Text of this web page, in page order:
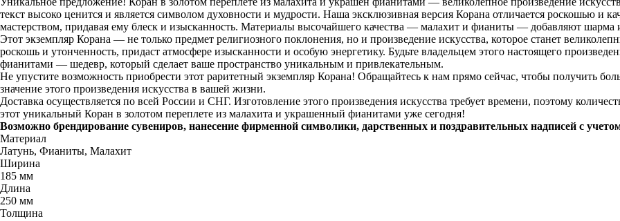
текст высоко ценится и является символом духовности и мудрости. Наша эксклюзивная версия Корана отличается роскошью и
мастерством, придавая ему блеск и изысканность. Материалы высочайшего качества — малахит и фианиты — добавляют шарма
Этот экземпляр Корана — не только предмет религиозного поклонения, но и произведение искусства, которое станет
роскошь и утонченность, придаст атмосфере изысканности и особую энергетику. Будьте владельцем этого настоящего
фианитами — шедевр, который сделает ваше пространство уникальным и привлекательным.
Не упустите возможность приобрести этот раритетный экземпляр Корана! Обращайтесь к нам прямо сейчас, чтобы получить
значение этого произведения искусства в вашей жизни.
Доставка осуществляется по всей России и СНГ. Изготовление этого произведения искусства требует времени, поэтому
этот уникальный Коран в золотом переплете из малахита и украшенный фианитами уже сегодня!
Возможно брендирование сувениров, нанесение фирменной символики, дарственных и поздравительных надписей с
Материал
Латунь, Фианиты, Малахит
Ширина
185 мм
Длина
250 мм
Толщина